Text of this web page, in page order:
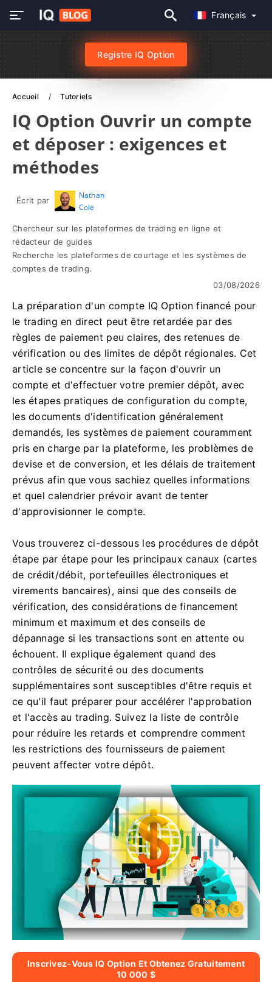
Français
Registre IQ Option
Accueil Tutoriels
IQ Option Ouvrir un compte
et déposer : exigences et
méthodes
Écrit par
Nathan
Cole
Chercheur sur les plateformes de trading en ligne et
rédacteur de guides
Recherche les plateformes de courtage et les systèmes de
comptes de trading.
03/08/2026
La préparation d'un compte IQ Option financé pour
le trading en direct peut être retardée par des
règles de paiement peu claires, des retenues de
vérification ou des limites de dépôt régionales. Cet
article se concentre sur la façon d'ouvrir un
compte et d'effectuer votre premier dépôt, avec
les étapes pratiques de configuration du compte,
les documents d'identification généralement
demandés, les systèmes de paiement couramment
pris en charge par la plateforme, les problèmes de
devise et de conversion, et les délais de traitement
prévus afin que vous sachiez quelles informations
et quel calendrier prévoir avant de tenter
d'approvisionner le compte.
Vous trouverez ci-dessous les procédures de dépôt
étape par étape pour les principaux canaux (cartes
de crédit/débit, portefeuilles électroniques et
virements bancaires), ainsi que des conseils de
vérification, des considérations de financement
minimum et maximum et des conseils de
dépannage si les transactions sont en attente ou
échouent. Il explique également quand des
contrôles de sécurité ou des documents
supplémentaires sont susceptibles d'être requis et
ce qu'il faut préparer pour accélérer l'approbation
et l'accès au trading. Suivez la liste de contrôle
pour réduire les retards et comprendre comment
les restrictions des fournisseurs de paiement
peuvent affecter votre dépôt.
Inscrivez-Vous IQ Option Et Obtenez Gratuitement
10 000 $